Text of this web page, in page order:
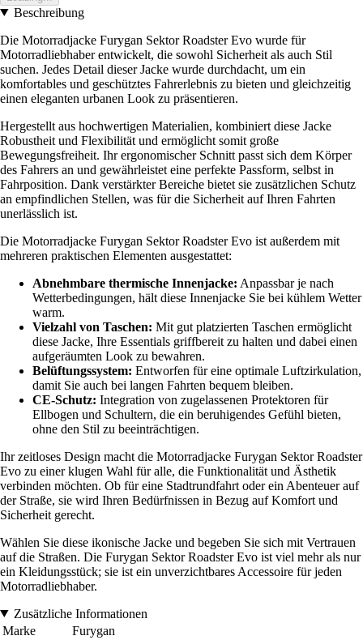
Beschreibung
Die Motorradjacke Furygan Sektor Roadster Evo wurde für
Motorradliebhaber entwickelt, die sowohl Sicherheit als auch Stil
suchen. Jedes Detail dieser Jacke wurde durchdacht, um ein
komfortables und geschütztes Fahrerlebnis zu bieten und gleichzeitig
einen eleganten urbanen Look zu präsentieren.
Hergestellt aus hochwertigen Materialien, kombiniert diese Jacke
Robustheit und Flexibilität und ermöglicht somit große
Bewegungsfreiheit. Ihr ergonomischer Schnitt passt sich dem Körper
des Fahrers an und gewährleistet eine perfekte Passform, selbst in
Fahrposition. Dank verstärkter Bereiche bietet sie zusätzlichen Schutz
an empfindlichen Stellen, was für die Sicherheit auf Ihren Fahrten
unerlässlich ist.
Die Motorradjacke Furygan Sektor Roadster Evo ist außerdem mit
mehreren praktischen Elementen ausgestattet:
Abnehmbare thermische Innenjacke: Anpassbar je nach
Wetterbedingungen, hält diese Innenjacke Sie bei kühlem Wetter
warm.
Vielzahl von Taschen: Mit gut platzierten Taschen ermöglicht
diese Jacke, Ihre Essentials griffbereit zu halten und dabei einen
aufgeräumten Look zu bewahren.
Belüftungssystem: Entworfen für eine optimale Luftzirkulation,
damit Sie auch bei langen Fahrten bequem bleiben.
CE-Schutz: Integration von zugelassenen Protektoren für
Ellbogen und Schultern, die ein beruhigendes Gefühl bieten,
ohne den Stil zu beeinträchtigen.
Ihr zeitloses Design macht die Motorradjacke Furygan Sektor Roadster
Evo zu einer klugen Wahl für alle, die Funktionalität und Ästhetik
verbinden möchten. Ob für eine Stadtrundfahrt oder ein Abenteuer auf
der Straße, sie wird Ihren Bedürfnissen in Bezug auf Komfort und
Sicherheit gerecht.
Wählen Sie diese ikonische Jacke und begeben Sie sich mit Vertrauen
auf die Straßen. Die Furygan Sektor Roadster Evo ist viel mehr als nur
ein Kleidungsstück; sie ist ein unverzichtbares Accessoire für jeden
Motorradliebhaber.
Zusätzliche Informationen
Marke
Furygan